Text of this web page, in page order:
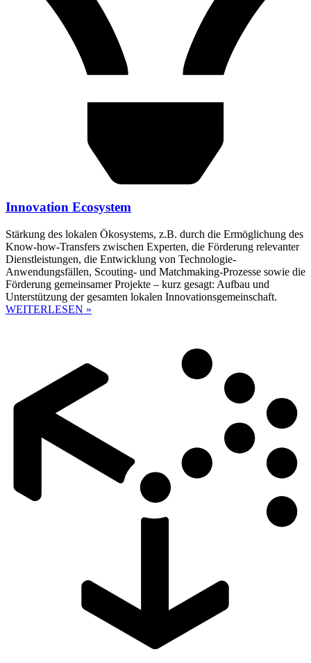
Innovation Ecosystem
Stärkung des lokalen Ökosystems, z.B. durch die Ermöglichung des
Know-how-Transfers zwischen Experten, die Förderung relevanter
Dienstleistungen, die Entwicklung von Technologie-
Anwendungsfällen, Scouting- und Matchmaking-Prozesse sowie die
Förderung gemeinsamer Projekte – kurz gesagt: Aufbau und
Unterstützung der gesamten lokalen Innovationsgemeinschaft.
WEITERLESEN »